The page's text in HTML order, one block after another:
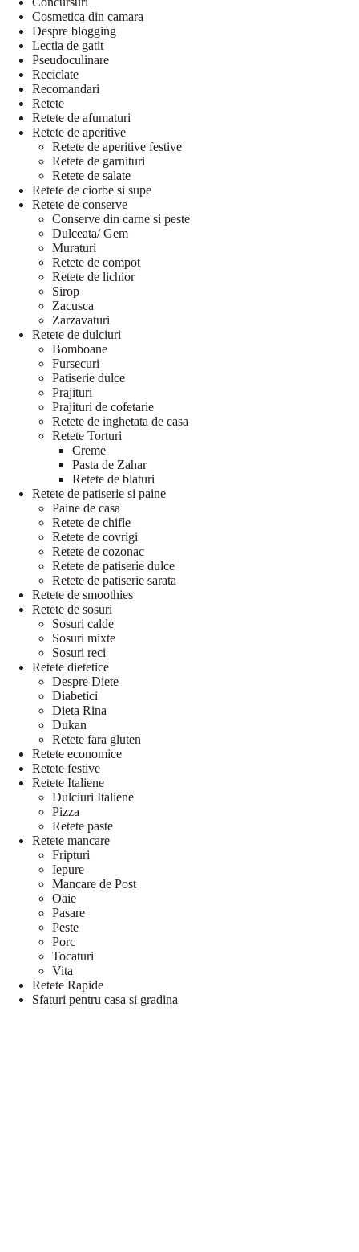
Cosmetica din camara
Despre blogging
Lectia de gatit
Pseudoculinare
Reciclate
Recomandari
Retete
Retete de afumaturi
Retete de aperitive
Retete de aperitive festive
Retete de garnituri
Retete de salate
Retete de ciorbe si supe
Retete de conserve
Conserve din carne si peste
Dulceata/ Gem
Muraturi
Retete de compot
Retete de lichior
Sirop
Zacusca
Zarzavaturi
Retete de dulciuri
Bomboane
Fursecuri
Patiserie dulce
Prajituri
Prajituri de cofetarie
Retete de inghetata de casa
Retete Torturi
Creme
Pasta de Zahar
Retete de blaturi
Retete de patiserie si paine
Paine de casa
Retete de chifle
Retete de covrigi
Retete de cozonac
Retete de patiserie dulce
Retete de patiserie sarata
Retete de smoothies
Retete de sosuri
Sosuri calde
Sosuri mixte
Sosuri reci
Retete dietetice
Despre Diete
Diabetici
Dieta Rina
Dukan
Retete fara gluten
Retete economice
Retete festive
Retete Italiene
Dulciuri Italiene
Pizza
Retete paste
Retete mancare
Fripturi
Iepure
Mancare de Post
Oaie
Pasare
Peste
Porc
Tocaturi
Vita
Retete Rapide
Sfaturi pentru casa si gradina